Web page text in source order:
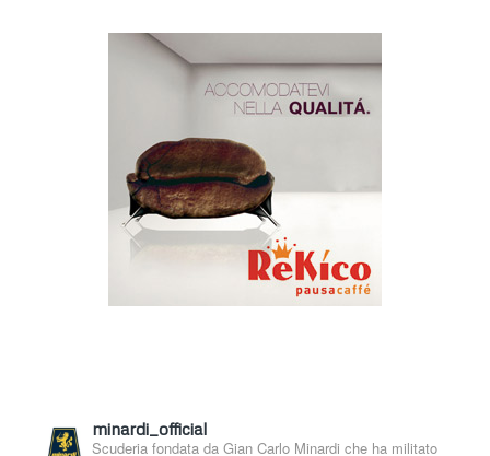
minardi_official
Scuderia fondata da Gian Carlo Minardi che ha militato